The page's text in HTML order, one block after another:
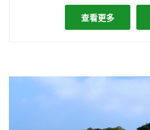
查看更多